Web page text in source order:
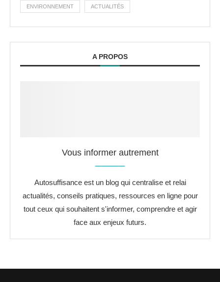
ENVIRONNEMENT ACTUALITÉS
A PROPOS
Vous informer autrement
Autosuffisance est un blog qui centralise et relai
actualités, conseils pratiques, ressources en ligne pour
tout ceux qui souhaitent s'informer, comprendre et agir
face aux enjeux futurs.